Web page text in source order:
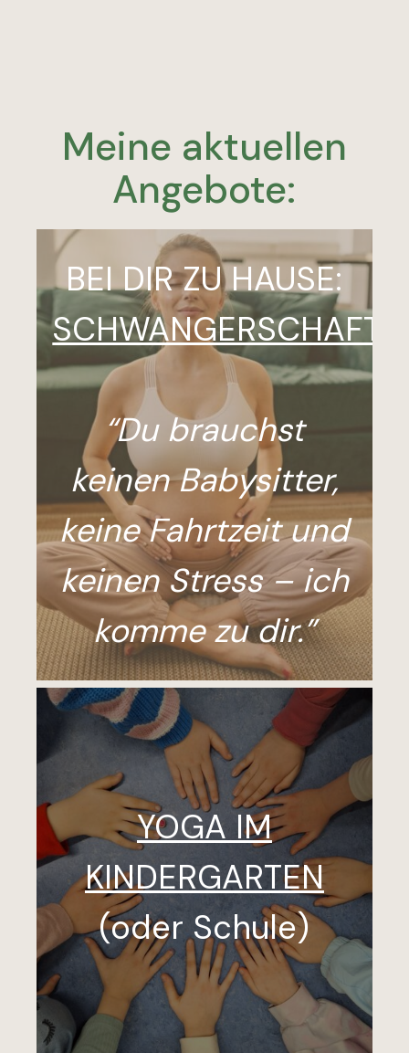
Meine aktuellen
Angebote:
BEI DIR ZU HAUSE:
“Du brauchst
keinen Babysitter,
keine Fahrtzeit und
keinen Stress – ich
komme zu dir.”
YOGA IM
KINDERGARTEN
(oder Schule)